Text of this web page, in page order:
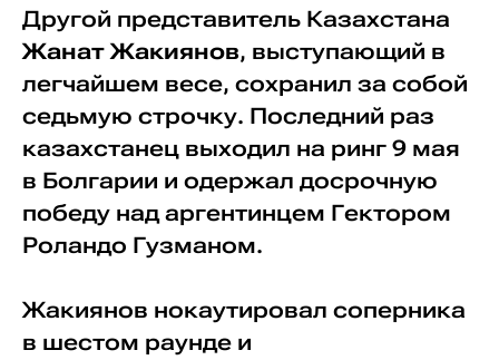
Другой представитель Казахстана
Жанат Жакиянов, выступающий в
легчайшем весе, cохранил за собой
седьмую строчку. Последний раз
казахстанец выходил на ринг 9 мая
в Болгарии и одержал досрочную
победу над аргентинцем Гектором
Роландо Гузманом.
Жакиянов нокаутировал соперника
в шестом раунде и